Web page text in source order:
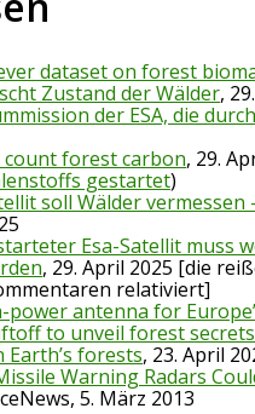
dataset on forest
Zustand der Wälder,
der ESA, die
count forest carbon, 29.
gestartet)
soll Wälder
Esa-Satellit muss
, 29. April 2025 [die
relativiert]
power antenna for
to unveil forest secrets
forests, 23. April
Warning Radars
5. März 2013